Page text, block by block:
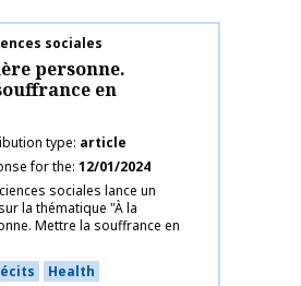
sociales
personne.
en
type article
for the 12/01/2024
sociales lance un
la thématique "À la
Mettre la souffrance en
Health